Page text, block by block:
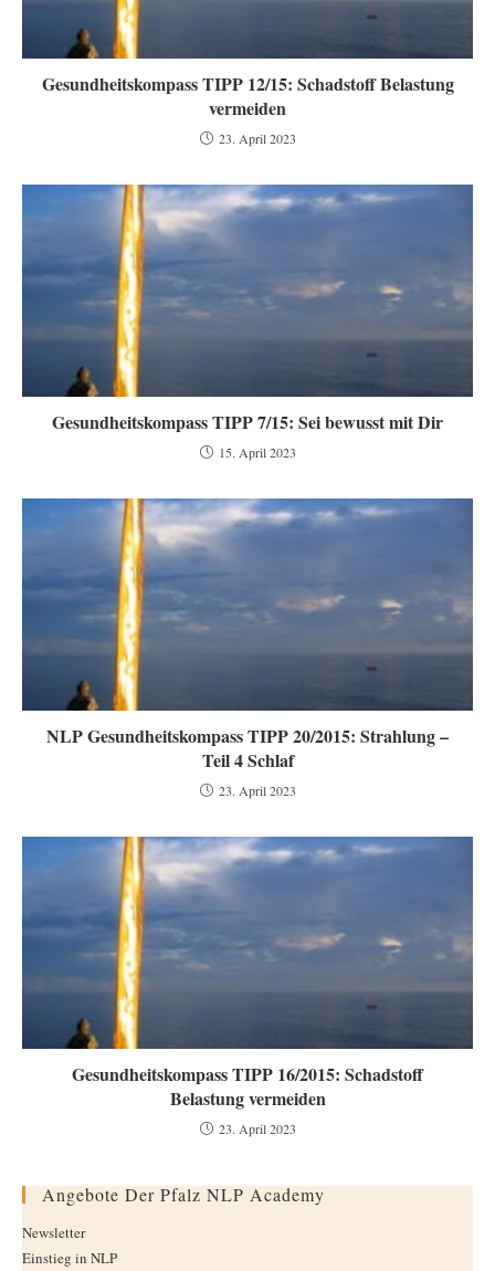
Gesundheitskompass TIPP 12/15: Schadstoff Belastung
vermeiden
23. April 2023
Gesundheitskompass TIPP 7/15: Sei bewusst mit Dir
15. April 2023
NLP Gesundheitskompass TIPP 20/2015: Strahlung –
Teil 4 Schlaf
23. April 2023
Gesundheitskompass TIPP 16/2015: Schadstoff
Belastung vermeiden
23. April 2023
Angebote Der Pfalz NLP Academy
Newsletter
Einstieg in NLP